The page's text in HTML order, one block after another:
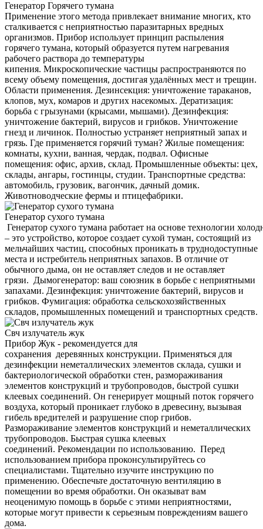
Генератор Горячего тумана
Применение этого метода привлекает внимание многих, кто
сталкивается с неприятностью паразитарных вредных
организмов. Прибор использует принцип распыления
горячего тумана, который образуется путем нагревания
рабочего раствора до температуры
кипения. Микроскопические частицы распространяются по
всему объему помещения, достигая удалённых мест и трещин.
Области применения. Дезинсекция: уничтожение тараканов,
клопов, мух, комаров и других насекомых. Дератизация:
борьба с грызунами (крысами, мышами). Дезинфекция:
уничтожение бактерий, вирусов и грибков. Уничтожение
гнезд и личинок. Полностью устраняет неприятный запах и
грязь. Где применяется горячий туман? Жилые помещения:
комнаты, кухни, ванная, чердак, подвал. Офисные
помещения: офис, архив, склад. Промышленные объекты: цех,
склады, ангары, гостинцы, студии. Транспортные средства:
автомобиль, грузовик, вагончик, дачный домик.
Животноводческие фермы и птицефабрики.
Генератор сухого тумана
Генератор сухого тумана работает на основе технологии
– это устройство, которое создает сухой туман, состоящий из
мельчайших частиц, способных проникать в труднодоступные
места и истребитель неприятных запахов. В отличие от
обычного дыма, он не оставляет следов и не оставляет
грязи. Дымогенератор: ваш союзник в борьбе с неприятными
запахами. Дезинфекция: уничтожение бактерий, вирусов и
грибков. Фумигация: обработка сельскохозяйственных
складов, промышленных помещений и транспортных средств.
Свч излучатель жук
Прибор Жук - рекомендуется для
сохранения деревянных конструкции. Применяться для
дезинфекции неметаллических элементов склада, сушки и
бактериологической обработки стен, размораживания
элементов конструкций и трубопроводов, быстрой сушки
клеевых соединений. Он генерирует мощный поток горячего
воздуха, который проникает глубоко в древесину, вызывая
гибель вредителей и разрушение спор грибов.
Размораживание элементов конструкций и неметаллических
трубопроводов. Быстрая сушка клеевых
соединений. Рекомендации по использованию. Перед
использованием прибора проконсультируйтесь со
специалистами. Тщательно изучите инструкцию по
применению. Обеспечьте достаточную вентиляцию в
помещении во время обработки. Он оказыват вам
неоценимую помощь в борьбе с этими неприятностями,
которые могут привести к серьезным повреждениям вашего
дома.